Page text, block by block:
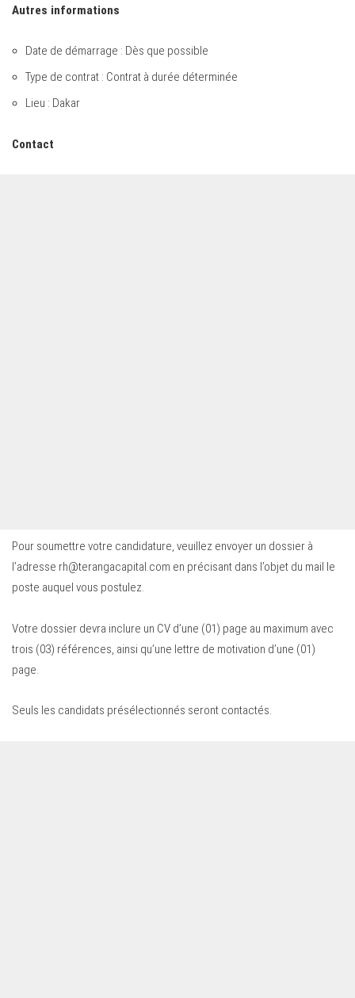
Autres informations
Date de démarrage : Dès que possible
Type de contrat : Contrat à durée déterminée
Lieu : Dakar
Contact
Pour soumettre votre candidature, veuillez envoyer un dossier à
l’adresse rh@terangacapital.com en précisant dans l’objet du mail le
poste auquel vous postulez.
Votre dossier devra inclure un CV d’une (01) page au maximum avec
trois (03) références, ainsi qu’une lettre de motivation d’une (01)
page.
Seuls les candidats présélectionnés seront contactés.